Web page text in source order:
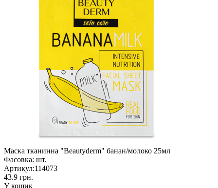
Маска тканинна "Beautyderm" банан/молоко 25мл
Фасовка: шт.
Артикул:114073
43.9 грн.
У кошик